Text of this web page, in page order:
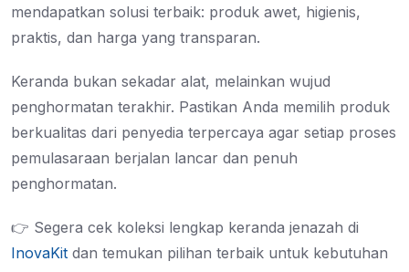
mendapatkan solusi terbaik: produk awet, higienis,
praktis, dan harga yang transparan.
Keranda bukan sekadar alat, melainkan wujud
penghormatan terakhir. Pastikan Anda memilih produk
berkualitas dari penyedia terpercaya agar setiap proses
pemulasaraan berjalan lancar dan penuh
penghormatan.
👉 Segera cek koleksi lengkap keranda jenazah di
InovaKit dan temukan pilihan terbaik untuk kebutuhan